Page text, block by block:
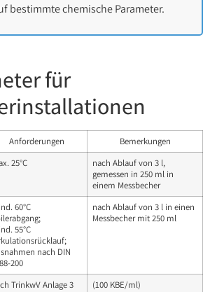
bestimmte chemische Parameter.
für
Anforderungen
Bemerkungen
25°C
nach Ablauf von 3 l,
gemessen in 250 ml in
einem Messbecher
60°C
55°C
nach DIN
200
nach Ablauf von 3 l in einen
Messbecher mit 250 ml
TrinkwV Anlage 3
(100 KBE/ml)